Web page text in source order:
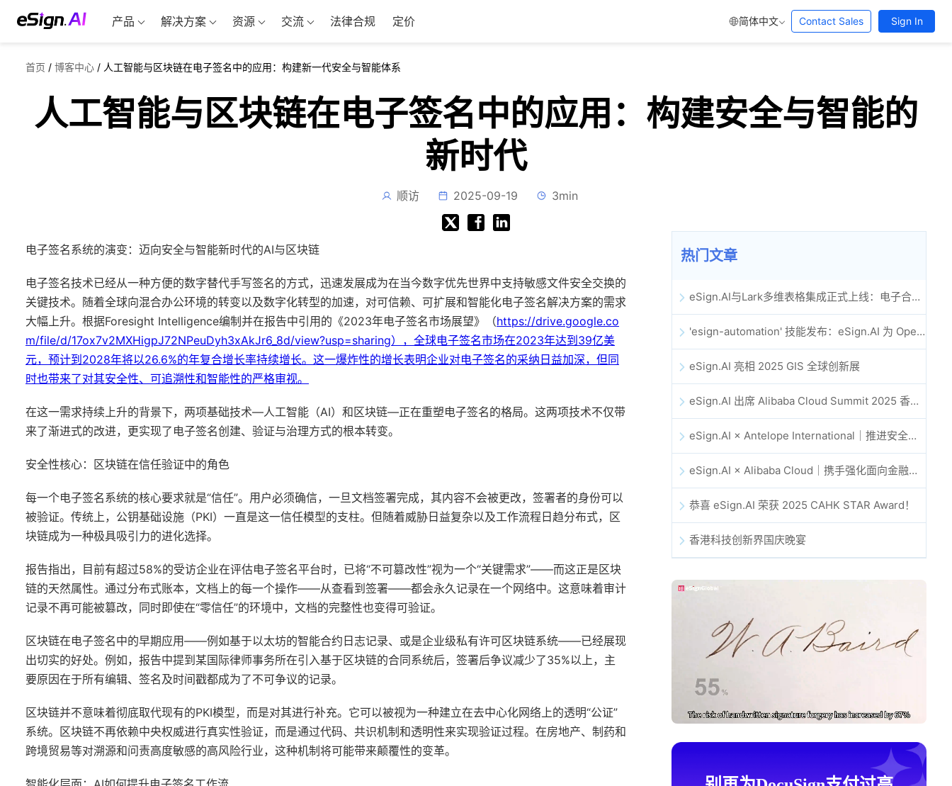
产品 解决方案 资源 交流 法律合规 定价 简体中文 Contact Sales Sign In
首页 / 博客中心 / 人工智能与区块链在电子签名中的应用：构建新一代安全与智能体系
人工智能与区块链在电子签名中的应用：构建安全与智能的
新时代
顺访 2025-09-19 3min
电子签名系统的演变：迈向安全与智能新时代的AI与区块链
电子签名技术已经从一种方便的数字替代手写签名的方式，迅速发展成为在当今数字优先世界中支持敏感文件安全交换的
关键技术。随着全球向混合办公环境的转变以及数字化转型的加速，对可信赖、可扩展和智能化电子签名解决方案的需求
大幅上升。根据Foresight Intelligence编制并在报告中引用的《2023年电子签名市场展望》（https://drive.google.co
m/file/d/17ox7v2MXHigpJ72NPeuDyh3xAkJr6_8d/view?usp=sharing），全球电子签名市场在2023年达到39亿美
元，预计到2028年将以26.6%的年复合增长率持续增长。这一爆炸性的增长表明企业对电子签名的采纳日益加深，但同
时也带来了对其安全性、可追溯性和智能性的严格审视。
在这一需求持续上升的背景下，两项基础技术—人工智能（AI）和区块链—正在重塑电子签名的格局。这两项技术不仅带
来了渐进式的改进，更实现了电子签名创建、验证与治理方式的根本转变。
安全性核心：区块链在信任验证中的角色
每一个电子签名系统的核心要求就是“信任”。用户必须确信，一旦文档签署完成，其内容不会被更改，签署者的身份可以
被验证。传统上，公钥基础设施（PKI）一直是这一信任模型的支柱。但随着威胁日益复杂以及工作流程日趋分布式，区
块链成为一种极具吸引力的进化选择。
报告指出，目前有超过58%的受访企业在评估电子签名平台时，已将“不可篡改性”视为一个“关键需求”——而这正是区块
链的天然属性。通过分布式账本，文档上的每一个操作——从查看到签署——都会永久记录在一个网络中。这意味着审计
记录不再可能被篡改，同时即使在“零信任”的环境中，文档的完整性也变得可验证。
区块链在电子签名中的早期应用——例如基于以太坊的智能合约日志记录、或是企业级私有许可区块链系统——已经展现
出切实的好处。例如，报告中提到某国际律师事务所在引入基于区块链的合同系统后，签署后争议减少了35%以上，主
要原因在于所有编辑、签名及时间戳都成为了不可争议的记录。
区块链并不意味着彻底取代现有的PKI模型，而是对其进行补充。它可以被视为一种建立在去中心化网络上的透明“公证”
系统。区块链不再依赖中央权威进行真实性验证，而是通过代码、共识机制和透明性来实现验证过程。在房地产、制药和
跨境贸易等对溯源和问责高度敏感的高风险行业，这种机制将可能带来颠覆性的变革。
热门文章
eSign.AI与Lark多维表格集成正式上线：电子合同签署归档全程自动化
'esign-automation' 技能发布：eSign.AI 为 OpenClaw 提供自动化电子签名能力
eSign.AI 亮相 2025 GIS 全球创新展
eSign.AI 出席 Alibaba Cloud Summit 2025 香港站，共同探讨 AI 驱动的云创新与数字信任未来
eSign.AI × Antelope International｜推进安全且由 AI 驱动的数字化工作流
eSign.AI × Alibaba Cloud｜携手强化面向金融科技的全球数字信任
恭喜 eSign.AI 荣获 2025 CAHK STAR Award！
香港科技创新界国庆晚宴